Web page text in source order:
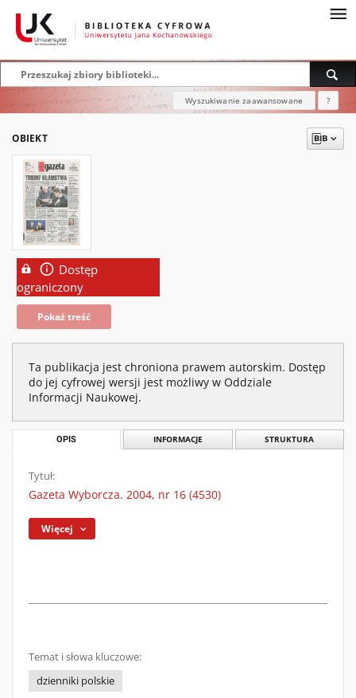
Wyszukiwanie zaawansowane ?
OBIEKT
Dostęp
ograniczony
Pokaż treść
Ta publikacja jest chroniona prawem autorskim. Dostęp
do jej cyfrowej wersji jest możliwy w Oddziale
Informacji Naukowej.
OPIS INFORMACJE STRUKTURA
Tytuł:
Gazeta Wyborcza. 2004, nr 16 (4530)
Więcej
Temat i słowa kluczowe:
dzienniki polskie